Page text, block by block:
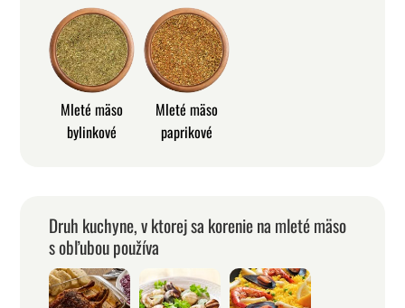
Mleté mäso
bylinkové
Mleté mäso
paprikové
Druh kuchyne, v ktorej sa korenie na mleté mäso
s obľubou používa